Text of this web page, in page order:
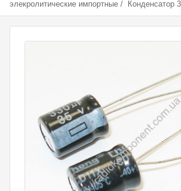
элекролитические импортные / Конденсатор